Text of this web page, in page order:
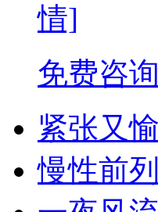
情]
免费咨询
紧张又
慢性前